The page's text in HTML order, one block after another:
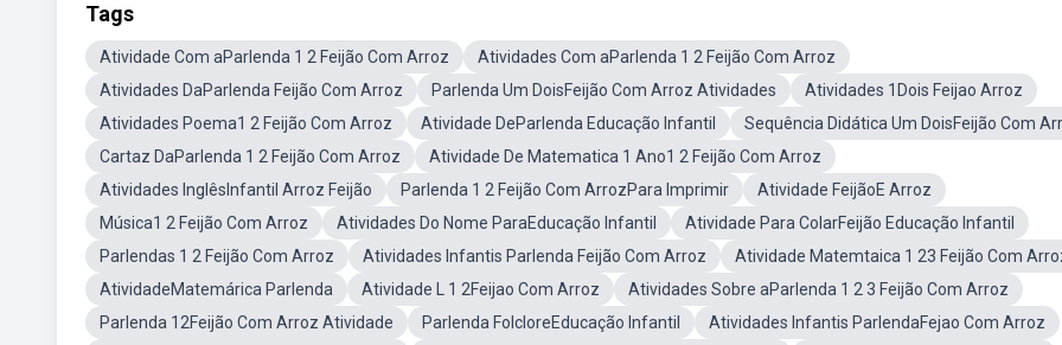
Tags
Atividade Com aParlenda 1 2 Feijão Com Arroz
Atividades Com aParlenda 1 2 Feijão Com Arroz
Atividades DaParlenda Feijão Com Arroz
Parlenda Um DoisFeijão Com Arroz Atividades
Atividades 1Dois Feijao Arroz
Atividades Poema1 2 Feijão Com Arroz
Atividade DeParlenda Educação Infantil
Sequência Didática Um DoisFeijão Com
Cartaz DaParlenda 1 2 Feijão Com Arroz
Atividade De Matematica 1 Ano1 2 Feijão Com Arroz
Atividades InglêsInfantil Arroz Feijão
Parlenda 1 2 Feijão Com ArrozPara Imprimir
Atividade FeijãoE Arroz
Música1 2 Feijão Com Arroz
Atividades Do Nome ParaEducação Infantil
Atividade Para ColarFeijão Educação Infantil
Parlendas 1 2 Feijão Com Arroz
Atividades Infantis Parlenda Feijão Com Arroz
Atividade Matemtaica 1 23 Feijão Com
AtividadeMatemárica Parlenda
Atividade L 1 2Feijao Com Arroz
Atividades Sobre aParlenda 1 2 3 Feijão Com Arroz
Parlenda 12Feijão Com Arroz Atividade
Parlenda FolcloreEducação Infantil
Atividades Infantis ParlendaFejao Com Arroz